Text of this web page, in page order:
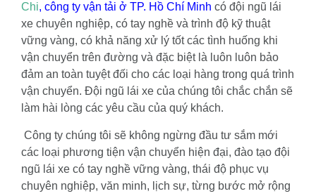
Chi, công ty vận tải ở TP. Hồ Chí Minh có đội ngũ lái
xe chuyên nghiệp, có tay nghề và trình độ kỹ thuật
vững vàng, có khả năng xử lý tốt các tình huống khi
vận chuyển trên đường và đặc biệt là luôn luôn bảo
đảm an toàn tuyệt đối cho các loại hàng trong quá trình
vận chuyển. Đội ngũ lái xe của chúng tôi chắc chắn sẽ
làm hài lòng các yêu cầu của quý khách.
Công ty chúng tôi sẽ không ngừng đầu tư sắm mới
các loại phương tiện vận chuyển hiện đại, đào tạo đội
ngũ lái xe có tay nghề vững vàng, thái độ phục vụ
chuyên nghiệp, văn minh, lịch sự, từng bước mở rộng